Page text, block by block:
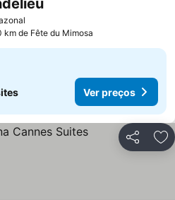
Ver preços
km de Fête du Mimosa
Ver preços
Partilhar